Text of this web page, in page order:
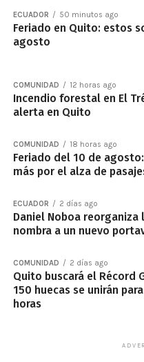
ECUADOR 50 minutos ago
Feriado en Quito: estos
agosto
COMUNIDAD 12 horas ago
Incendio forestal en El
alerta en Quito
COMUNIDAD 18 horas ago
Feriado del 10 de
más por el alza de
ECUADOR 2 días ago
Daniel Noboa reorganiza
nombra a un nuevo
COMUNIDAD 2 días ago
Quito buscará el Récord
150 huecas se unirán
horas